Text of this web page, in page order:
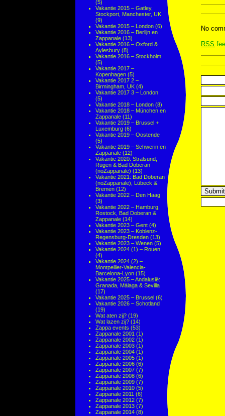
(5)
Vakantie 2015 – Gatley,
Stockport, Manchester, UK
(9)
Vakantie 2015 – London (6)
Vakantie 2016 – Berlijn en
Zappanale (13)
Vakantie 2016 – Oxford &
Aylesbury (8)
Vakantie 2016 – Stockholm
(5)
Vakantie 2017 –
Kopenhagen (5)
Vakantie 2017 2 –
Birmingham, UK (4)
Vakantie 2017 3 – London
(5)
Vakantie 2018 – London (8)
Vakantie 2018 – München en
Zappanale (11)
Vakantie 2019 – Brussel +
Luxemburg (6)
Vakantie 2019 – Oostende
(5)
Vakantie 2019 – Schwerin en
Zappanale (12)
Vakantie 2020: Stralsund,
Rügen & Bad Doberan
(noZappanale) (13)
Vakantie 2021: Bad Doberan
(noZappanale), Lübeck &
Bremen (12)
Vakantie 2022 – Den Haag
(3)
Vakantie 2022 – Hamburg,
Rostock, Bad Doberan &
Zappanale (14)
Vakantie 2023 – Gent (4)
Vakantie 2023 – Koblenz-
Regensburg-Dresden (13)
Vakantie 2023 – Wenen (5)
Vakantie 2024 (1) – Rouen
(4)
Vakantie 2024 (2) –
Montpellier-Valencia-
Barcelona-Lyon (15)
Vakantie 2025 – Andalusië:
Granada, Málaga & Sevilla
(17)
Vakantie 2025 – Brussel (6)
Vakantie 2026 – Schotland
(19)
Wat aten zij? (19)
Wat lazen zij? (14)
Zappa events (53)
Zappanale 2001 (1)
Zappanale 2002 (1)
Zappanale 2003 (1)
Zappanale 2004 (1)
Zappanale 2005 (1)
Zappanale 2006 (6)
Zappanale 2007 (7)
Zappanale 2008 (6)
Zappanale 2009 (7)
Zappanale 2010 (5)
Zappanale 2011 (6)
Zappanale 2012 (7)
Zappanale 2013 (7)
Zappanale 2014 (8)
No
RSS